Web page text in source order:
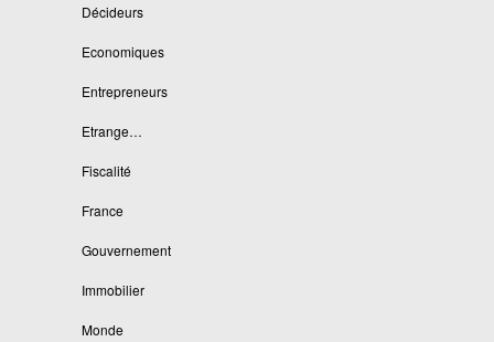
Décideurs
Economiques
Entrepreneurs
Etrange…
Fiscalité
France
Gouvernement
Immobilier
Monde